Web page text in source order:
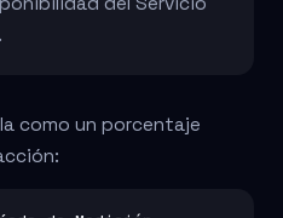
como un porcentaje